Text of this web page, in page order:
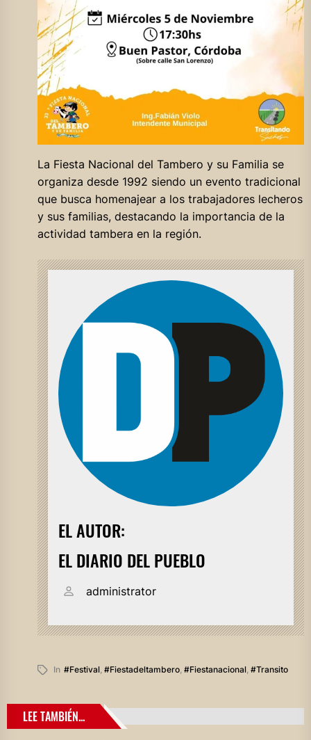
La Fiesta Nacional del Tambero y su Familia se
organiza desde 1992 siendo un evento tradicional
que busca homenajear a los trabajadores lecheros
y sus familias, destacando la importancia de la
actividad tambera en la región.
EL AUTOR:
EL DIARIO DEL PUEBLO
administrator
In #festival, #fiestadeltambero, #fiestanacional, #transito
LEE TAMBIÉN...